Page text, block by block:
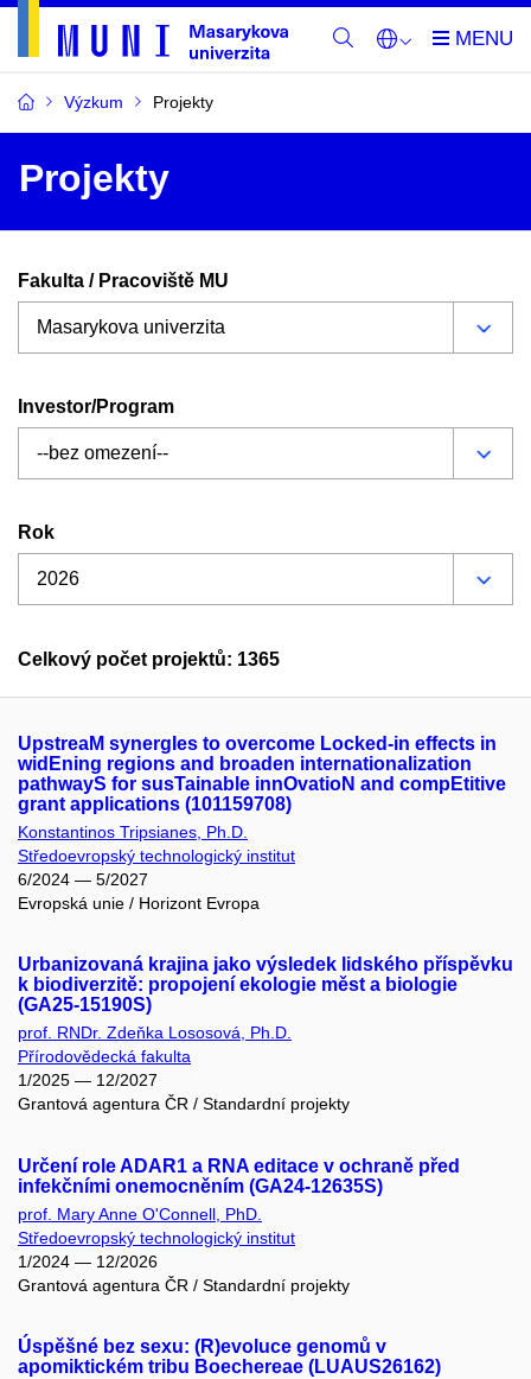
Výzkum Projekty
Projekty
Fakulta / Pracoviště MU
Investor/Program
Rok
Celkový počet projektů: 1365
UpstreaM synergIes to overcome Locked-in effects in
widEning regions and broaden internationalization
pathwayS for susTainable innOvatioN and compEtitive
grant applications (101159708)
Konstantinos Tripsianes, Ph.D.
Středoevropský technologický institut
6/2024 — 5/2027
Evropská unie / Horizont Evropa
Urbanizovaná krajina jako výsledek lidského příspěvku
k biodiverzitě: propojení ekologie měst a biologie
(GA25-15190S)
prof. RNDr. Zdeňka Lososová, Ph.D.
Přírodovědecká fakulta
1/2025 — 12/2027
Grantová agentura ČR / Standardní projekty
Určení role ADAR1 a RNA editace v ochraně před
infekčními onemocněním (GA24-12635S)
prof. Mary Anne O'Connell, PhD.
Středoevropský technologický institut
1/2024 — 12/2026
Grantová agentura ČR / Standardní projekty
Úspěšné bez sexu: (R)evoluce genomů v
apomiktickém tribu Boechereae (LUAUS26162)